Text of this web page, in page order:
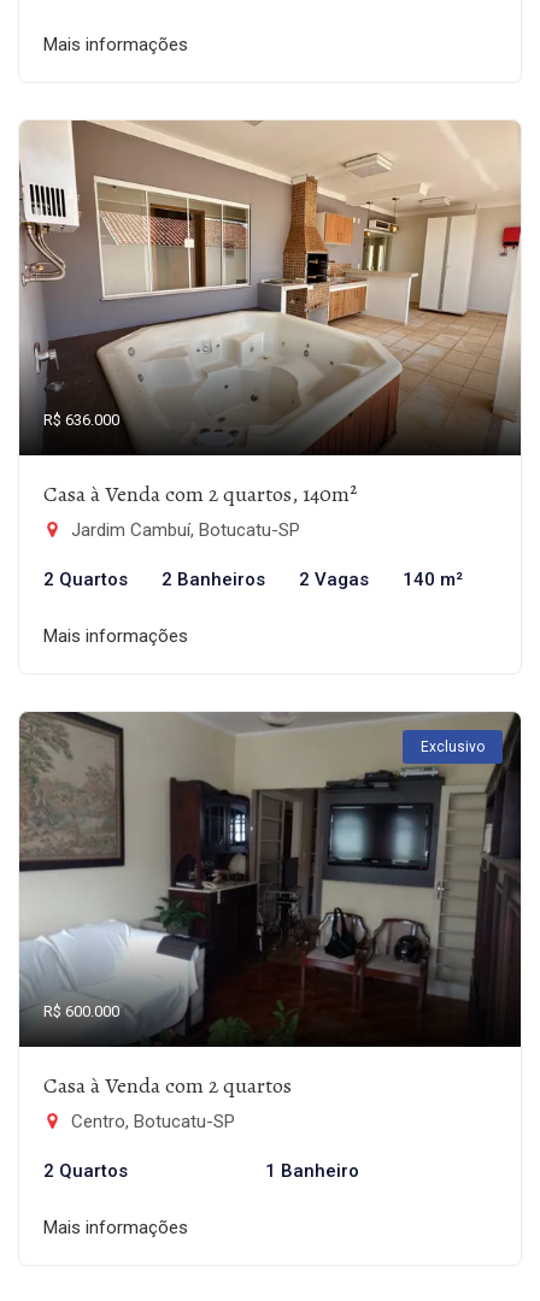
Mais informações
R$ 636.000
Casa à Venda com 2 quartos, 140m²
Jardim Cambuí, Botucatu-SP
2 Quartos 2 Banheiros 2 Vagas 140 m²
Mais informações
Exclusivo
R$ 600.000
Casa à Venda com 2 quartos
Centro, Botucatu-SP
2 Quartos 1 Banheiro
Mais informações